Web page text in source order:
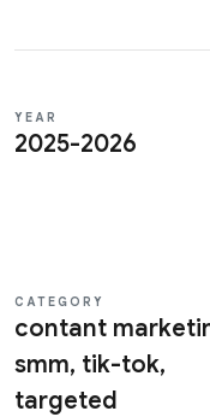
YEAR
2025-2026
CATEGORY
contant
smm, tik-tok,
targeted